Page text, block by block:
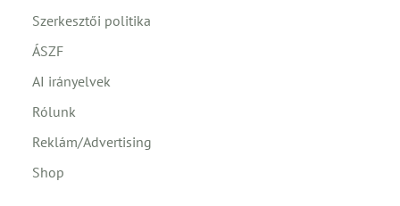
Szerkesztői politika
ÁSZF
AI irányelvek
Rólunk
Reklám/Advertising
Shop